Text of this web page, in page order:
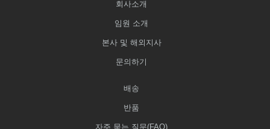
회사소개
임원 소개
본사 및 해외지사
문의하기
배송
반품
자주 묻는 질문(FAQ)